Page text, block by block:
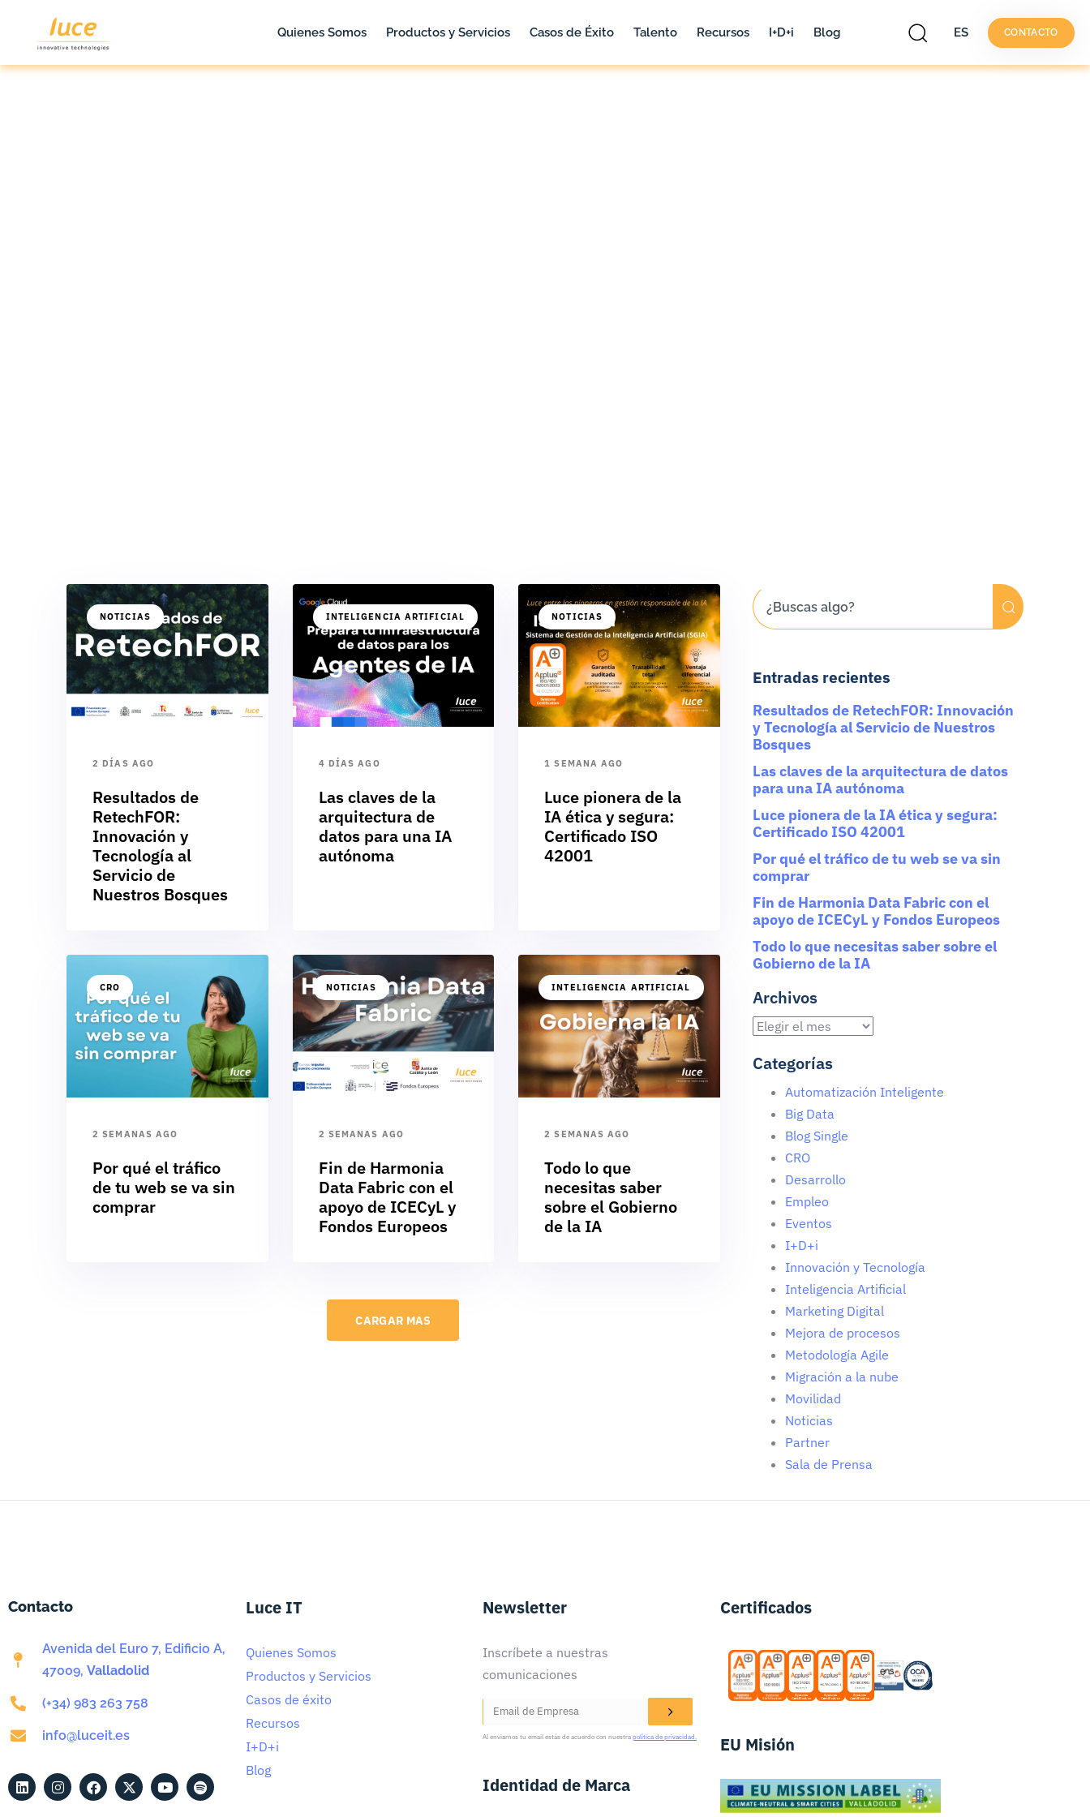
Quienes Somos Productos y Servicios Casos de Éxito Talento Recursos I+D+i Blog ES CONTACTO
NOTICIAS
2 DÍAS AGO
Resultados de
RetechFOR:
Innovación y
Tecnología al
Servicio de
Nuestros Bosques
INTELIGENCIA ARTIFICIAL
4 DÍAS AGO
Las claves de la
arquitectura de
datos para una IA
autónoma
NOTICIAS
1 SEMANA AGO
Luce pionera de la
IA ética y segura:
Certificado ISO
42001
CRO
2 SEMANAS AGO
Por qué el tráfico
de tu web se va sin
comprar
NOTICIAS
2 SEMANAS AGO
Fin de Harmonia
Data Fabric con el
apoyo de ICECyL y
Fondos Europeos
INTELIGENCIA ARTIFICIAL
2 SEMANAS AGO
Todo lo que
necesitas saber
sobre el Gobierno
de la IA
CARGAR MAS
Entradas recientes
Resultados de RetechFOR: Innovación
y Tecnología al Servicio de Nuestros
Bosques
Las claves de la arquitectura de datos
para una IA autónoma
Luce pionera de la IA ética y segura:
Certificado ISO 42001
Por qué el tráfico de tu web se va sin
comprar
Fin de Harmonia Data Fabric con el
apoyo de ICECyL y Fondos Europeos
Todo lo que necesitas saber sobre el
Gobierno de la IA
Archivos
Categorías
Automatización Inteligente
Big Data
Blog Single
CRO
Desarrollo
Empleo
Eventos
I+D+i
Innovación y Tecnología
Inteligencia Artificial
Marketing Digital
Mejora de procesos
Metodología Agile
Migración a la nube
Movilidad
Noticias
Partner
Sala de Prensa
Contacto
Avenida del Euro 7, Edificio A,
47009, Valladolid
(+34) 983 263 758
info@luceit.es
Luce IT
Quienes Somos
Productos y Servicios
Casos de éxito
Recursos
I+D+i
Blog
Newsletter
Inscríbete a nuestras
comunicaciones
Al enviarnos tu email estás de acuerdo con nuestra política de privacidad.
Identidad de Marca
Certificados
EU Misión